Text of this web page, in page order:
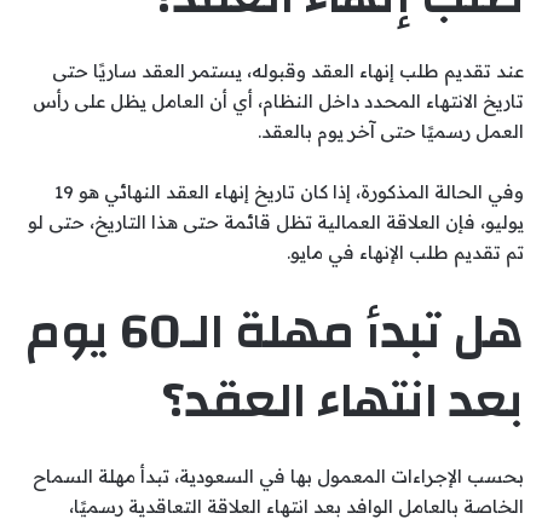
عند تقديم طلب إنهاء العقد وقبوله، يستمر العقد ساريًا حتى
تاريخ الانتهاء المحدد داخل النظام، أي أن العامل يظل على رأس
العمل رسميًا حتى آخر يوم بالعقد.
وفي الحالة المذكورة، إذا كان تاريخ إنهاء العقد النهائي هو 19
يوليو، فإن العلاقة العمالية تظل قائمة حتى هذا التاريخ، حتى لو
تم تقديم طلب الإنهاء في مايو.
هل تبدأ مهلة الـ60 يوم
بعد انتهاء العقد؟
بحسب الإجراءات المعمول بها في السعودية، تبدأ مهلة السماح
الخاصة بالعامل الوافد بعد انتهاء العلاقة التعاقدية رسميًا،